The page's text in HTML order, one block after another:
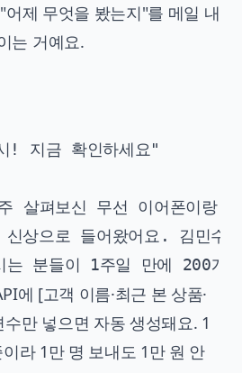
제 무엇을 봤는지"를 메일 내
는 거예요.
! 지금 확인하세요"
살펴보신 무선 이어폰이랑
신상으로 들어왔어요. 김민수
에 [고객 이름·최근 본 상품·
만 넣으면 자동 생성돼요. 1
라 1만 명 보내도 1만 원 안